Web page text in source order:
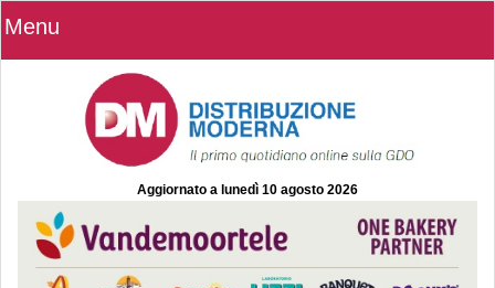
Menu
Aggiornato a lunedì 10 agosto 2026